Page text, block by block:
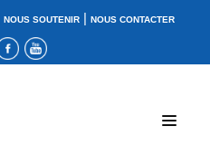
NOUS SOUTENIR| NOUS CONTACTER